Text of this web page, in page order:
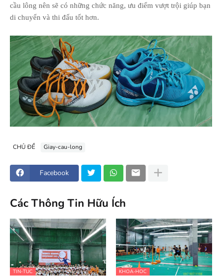
cầu lông nên sẽ có những chức năng, ưu điểm vượt trội giúp bạn
di chuyển và thi đấu tốt hơn.
CHỦ ĐỀ Giay-cau-long
Facebook
Các Thông Tin Hữu Ích
TIN-TUC KHOA-HOC